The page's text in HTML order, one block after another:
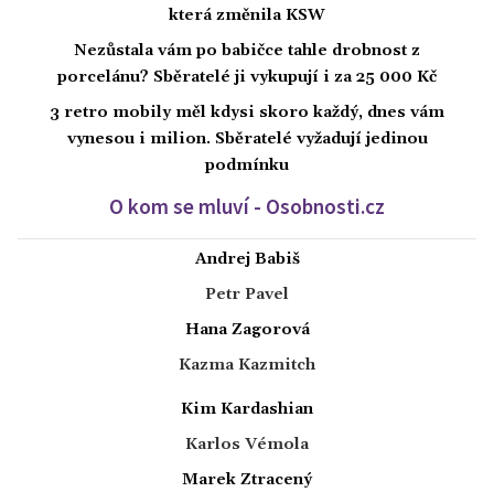
která změnila KSW
Nezůstala vám po babičce tahle drobnost z
porcelánu? Sběratelé ji vykupují i za 25 000 Kč
3 retro mobily měl kdysi skoro každý, dnes vám
vynesou i milion. Sběratelé vyžadují jedinou
podmínku
O kom se mluví - Osobnosti.cz
Andrej Babiš
Petr Pavel
Hana Zagorová
Kazma Kazmitch
Kim Kardashian
Karlos Vémola
Marek Ztracený